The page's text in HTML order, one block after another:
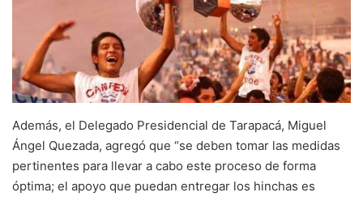
Además, el Delegado Presidencial de Tarapacá, Miguel
Ángel Quezada, agregó que “se deben tomar las medidas
pertinentes para llevar a cabo este proceso de forma
óptima; el apoyo que puedan entregar los hinchas es